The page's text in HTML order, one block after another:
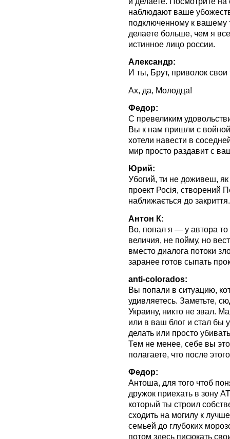
наблюдают ваше
подключенному к вашему
делаете больше, чем я
истинное лицо россии.
Александр:
И ты, Брут, приволок свои
Ах, да, Молодца!
Федор:
С превеликим
Вы к нам пришли с
хотели навести в
мир просто раздавит с
Юрий:
Убогий, ти не доживеш, як
проект Росія, створений
наближається до закриття.
Антон К:
Во, попал я — у автора
величия, не пойму, но
вместо диалога потоки
заранее готов сыпать
anti-colorados:
Вы попали в ситуацию,
удивляетесь. Заметьте,
Украину, никто не звал.
или в ваш блог и стал бы
делать или просто
Тем не менее, себе вы
полагаете, что после
Федор:
Антоша, для того чтоб
дружок приехать в зону
который ты строил
сходить на могилу к
семьей до глубоких
потом здесь писюкать